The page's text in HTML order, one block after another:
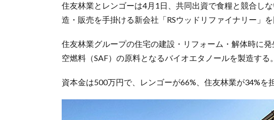
住友林業とレンゴーは4月1日、共同出資で食糧と競合し
造・販売を手掛ける新会社「RSウッドリファイナリー」
住友林業グループの住宅の建設・リフォーム・解体時に
空燃料（SAF）の原料となるバイオエタノールを製造する。
資本金は500万円で、レンゴーが66%、住友林業が34%を